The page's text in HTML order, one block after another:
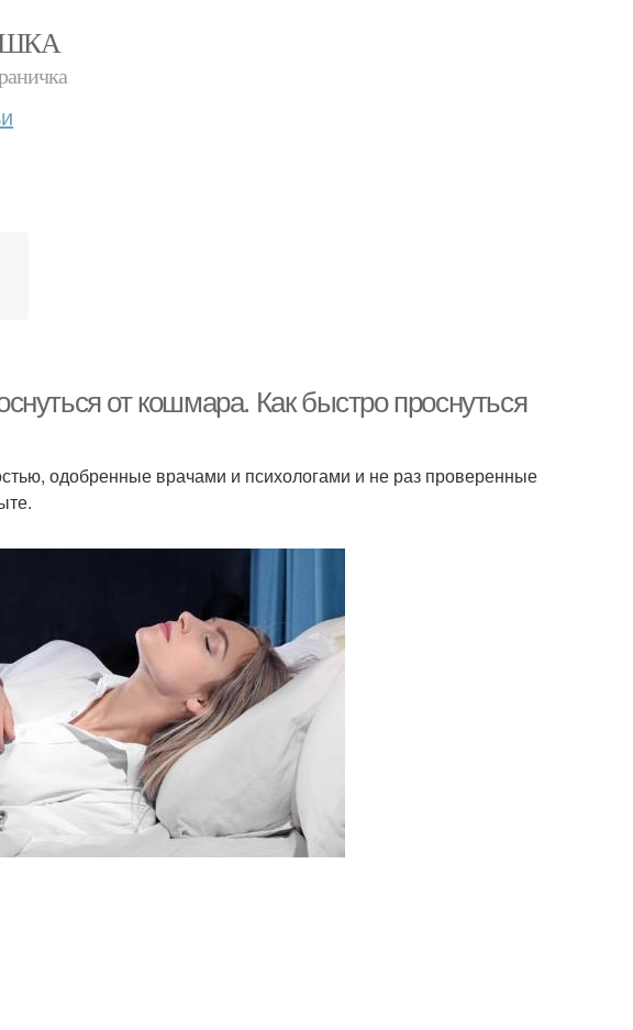
от кошмара. Как быстро проснуться
одобренные врачами и психологами и не раз проверенные